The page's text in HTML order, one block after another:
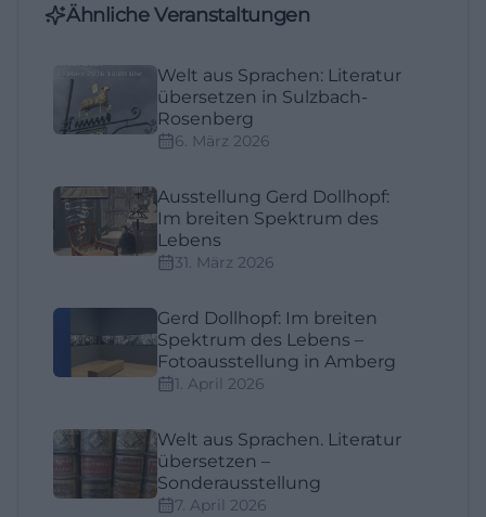
Ähnliche Veranstaltungen
Welt aus Sprachen: Literatur
übersetzen in Sulzbach-
Rosenberg
6. März 2026
Ausstellung Gerd Dollhopf:
Im breiten Spektrum des
Lebens
31. März 2026
Gerd Dollhopf: Im breiten
Spektrum des Lebens –
Fotoausstellung in Amberg
1. April 2026
Welt aus Sprachen. Literatur
übersetzen –
Sonderausstellung
7. April 2026